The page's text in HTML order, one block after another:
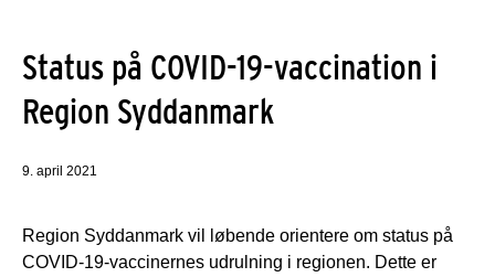
Status på COVID-19-vaccination i
Region Syddanmark
9. april 2021
Region Syddanmark vil løbende orientere om status på
COVID-19-vaccinernes udrulning i regionen. Dette er